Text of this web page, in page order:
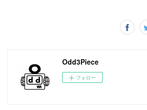
Odd3Piece
フォロー